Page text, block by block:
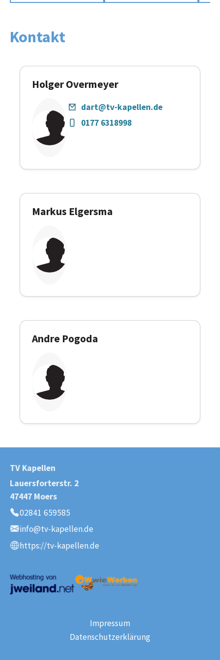
Kontakt
Holger Overmeyer
dart@tv-kapellen.de
0177 6318998
Markus Elgersma
Andre Pogoda
TV Kapellen
Lauersforterstr. 2
47447 Moers
Telefon:
02841 659585
E-Mail:
info@tv-kapellen.de
Webseite:
https://tv-kapellen.de
Impressum
Datenschutzerklärung